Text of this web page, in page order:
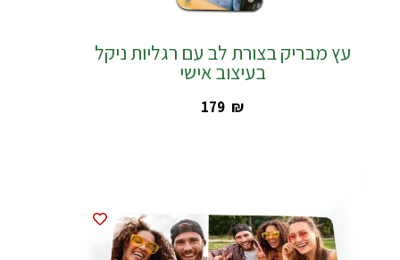
עץ מבריק בצורת לב עם רגליות ניקל
בעיצוב אישי
‎179 ₪